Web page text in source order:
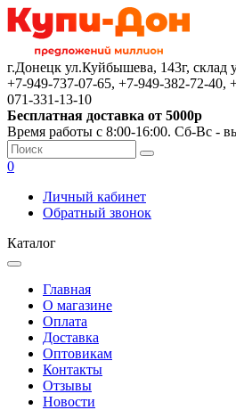
г.Донецк ул.Куйбышева, 143г, склад
+7-949-737-07-65, +7-949-382-72-40,
071-331-13-10
Бесплатная доставка от 5000р
Время работы с 8:00-16:00. Сб-Вс -
0
Личный кабинет
Обратный звонок
Каталог
Главная
О магазине
Оплата
Доставка
Оптовикам
Контакты
Отзывы
Новости